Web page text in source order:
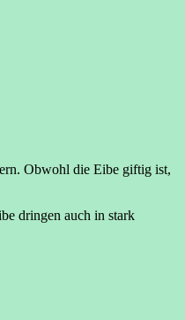
Obwohl die Eibe giftig ist,
dringen auch in stark